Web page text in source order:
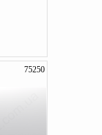
75250